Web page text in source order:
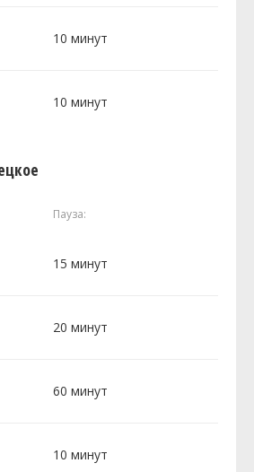
10 минут
10 минут
Пауза:
15 минут
20 минут
60 минут
10 минут